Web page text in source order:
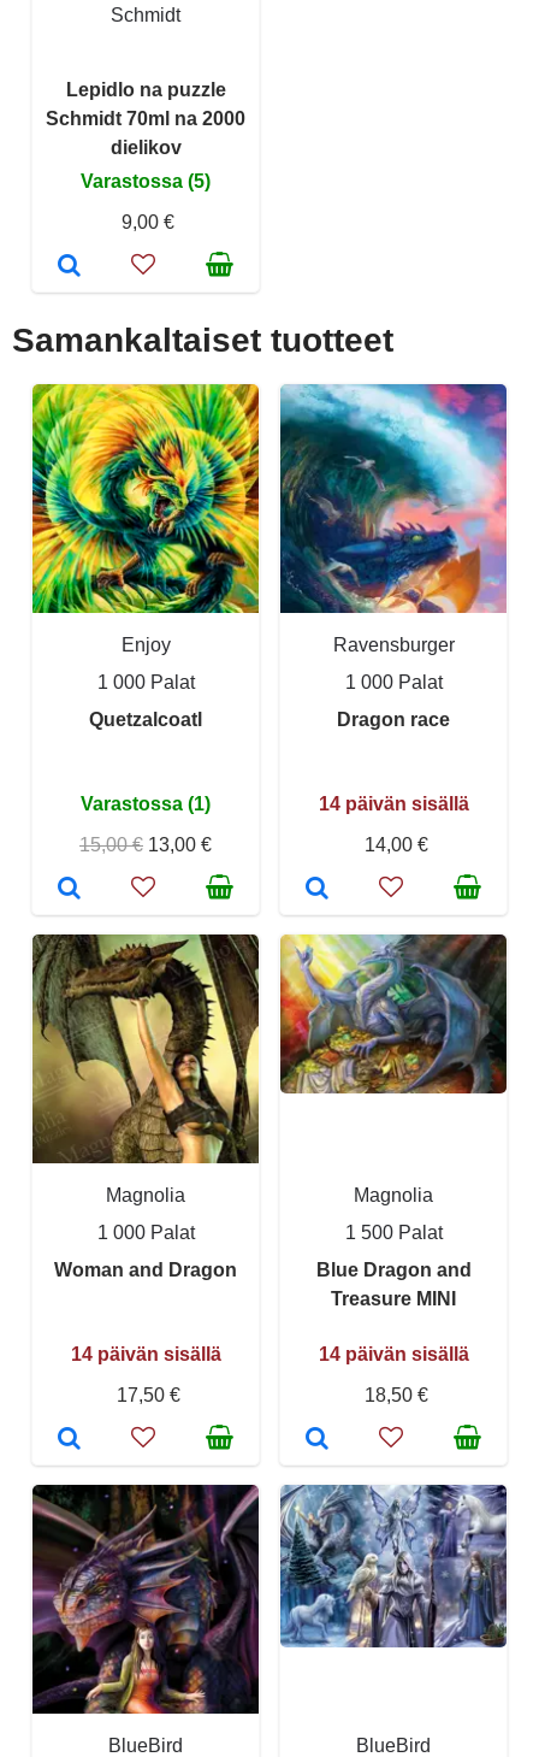
Schmidt
Lepidlo na puzzle
Schmidt 70ml na 2000
dielikov
Varastossa (5)
9,00 €
Samankaltaiset tuotteet
Enjoy
1 000 Palat
Quetzalcoatl
Varastossa (1)
15,00 € 13,00 €
Ravensburger
1 000 Palat
Dragon race
14 päivän sisällä
14,00 €
Magnolia
1 000 Palat
Woman and Dragon
14 päivän sisällä
17,50 €
Magnolia
1 500 Palat
Blue Dragon and
Treasure MINI
14 päivän sisällä
18,50 €
BlueBird
BlueBird